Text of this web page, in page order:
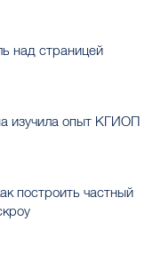
над страницей
изучила опыт КГИОП
построить частный